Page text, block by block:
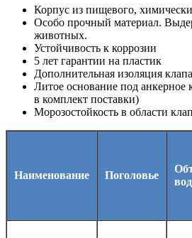
Корпус из пищевого,
Особо прочный материал.
животных.
Устойчивость к коррозии
5 лет гарантии на пластик
Дополнительная изоляция
Литое основание под анкерное
в комплект поставки)
Морозостойкость в области
Наименование Поголовье